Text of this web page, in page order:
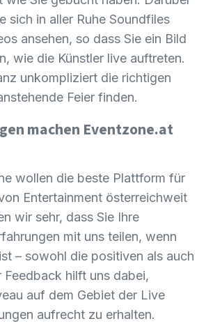
sich in aller Ruhe Soundfiles
ansehen, so dass Sie ein Bild
wie die Künstler live auftreten.
unkompliziert die richtigen
Feier finden.
machen Eventzone.at
wollen die beste Plattform für
Entertainment österreichweit
wir sehr, dass Sie Ihre
mit uns teilen, wenn
– sowohl die positiven als auch
Feedback hilft uns dabei,
auf dem Gebiet der Live
aufrecht zu erhalten.